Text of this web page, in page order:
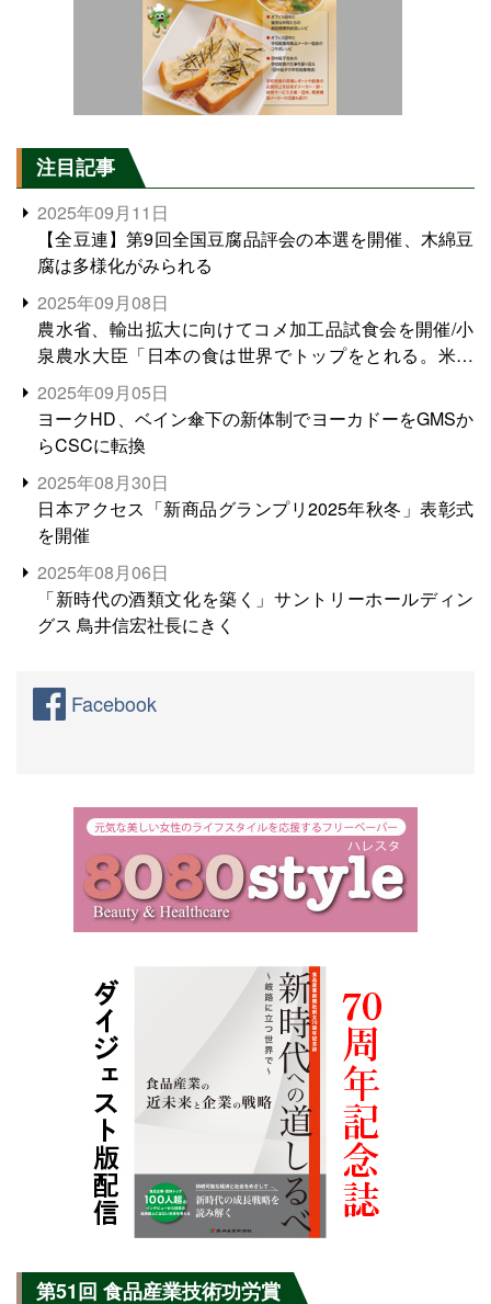
注目記事
2025年09月11日
【全豆連】第9回全国豆腐品評会の本選を開催、木綿豆
腐は多様化がみられる
2025年09月08日
農水省、輸出拡大に向けてコメ加工品試食会を開催/小
泉農水大臣「日本の食は世界でトップをとれる。米増
産に向けて、米輸出需要の拡大を」
2025年09月05日
ヨークHD、ベイン傘下の新体制でヨーカドーをGMSか
らCSCに転換
2025年08月30日
日本アクセス「新商品グランプリ2025年秋冬」表彰式
を開催
2025年08月06日
「新時代の酒類文化を築く」サントリーホールディン
グス 鳥井信宏社長にきく
Facebook
第51回 食品産業技術功労賞